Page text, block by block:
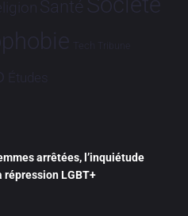
Santé
Tech Tribune
Études
arrêtées, l’inquiétude
répression LGBT+